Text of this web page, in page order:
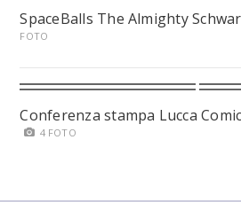
SpaceBalls The Almighty
FOTO
Conferenza stampa Lucca
4 FOTO